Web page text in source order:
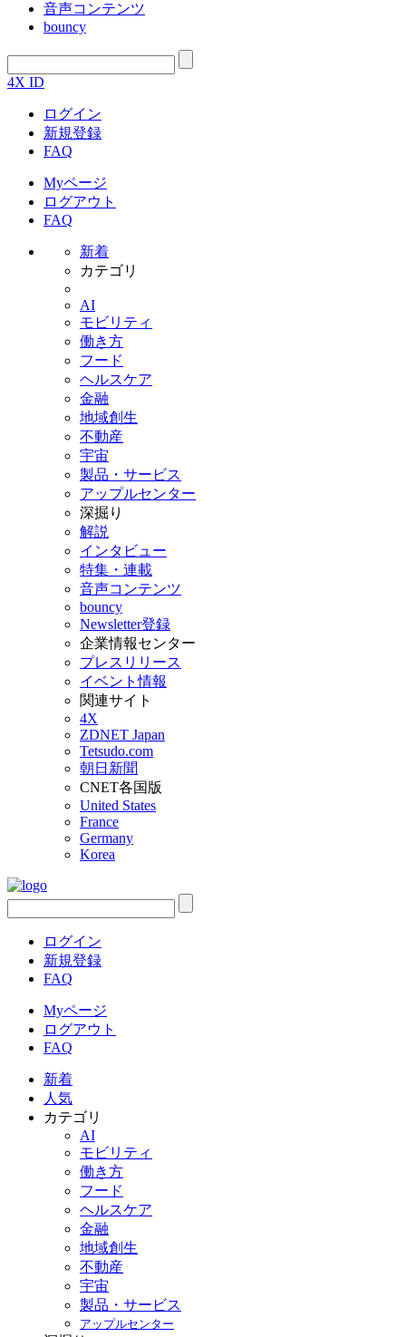
音声コンテンツ
bouncy
4X ID
ログイン
新規登録
FAQ
Myページ
ログアウト
FAQ
新着
カテゴリ
AI
モビリティ
働き方
フード
ヘルスケア
金融
地域創生
不動産
宇宙
製品・サービス
アップルセンター
深掘り
解説
インタビュー
特集・連載
音声コンテンツ
bouncy
Newsletter登録
企業情報センター
プレスリリース
イベント情報
関連サイト
4X
ZDNET Japan
Tetsudo.com
朝日新聞
CNET各国版
United States
France
Germany
Korea
ログイン
新規登録
FAQ
Myページ
ログアウト
FAQ
新着
人気
カテゴリ
AI
モビリティ
働き方
フード
ヘルスケア
金融
地域創生
不動産
宇宙
製品・サービス
アップルセンター